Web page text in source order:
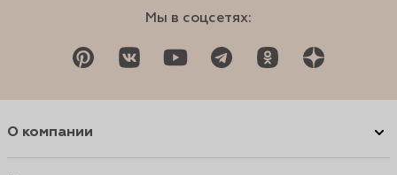
Мы в соцсетях:
О компании